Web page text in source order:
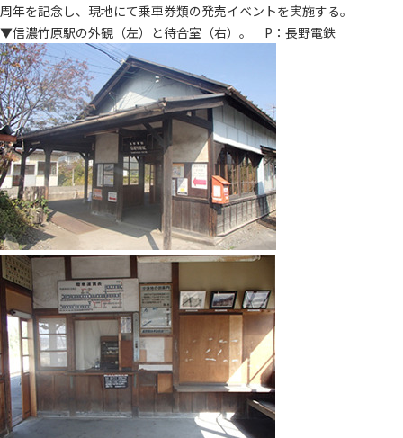
周年を記念し、現地にて乗車券類の発売イベントを実施する。
▼信濃竹原駅の外観（左）と待合室（右）。 P：長野電鉄